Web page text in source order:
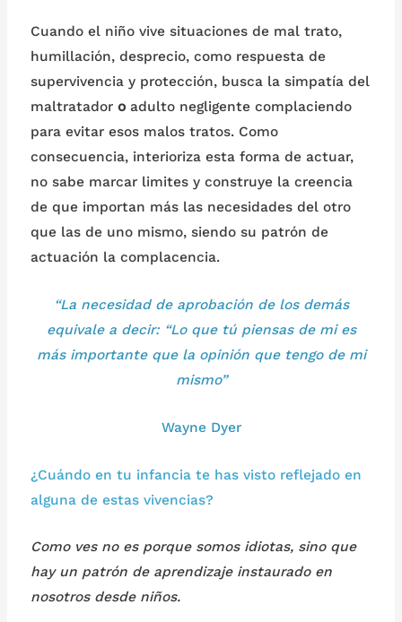
Cuando el niño vive situaciones de mal trato,
humillación, desprecio, como respuesta de
supervivencia y protección, busca la simpatía del
maltratador o adulto negligente complaciendo
para evitar esos malos tratos. Como
consecuencia, interioriza esta forma de actuar,
no sabe marcar limites y construye la creencia
de que importan más las necesidades del otro
que las de uno mismo, siendo su patrón de
actuación la complacencia.
“La necesidad de aprobación de los demás
equivale a decir: “Lo que tú piensas de mi es
más importante que la opinión que tengo de mi
mismo”
Wayne Dyer
¿Cuándo en tu infancia te has visto reflejado en
alguna de estas vivencias?
Como ves no es porque somos idiotas, sino que
hay un patrón de aprendizaje instaurado en
nosotros desde niños.